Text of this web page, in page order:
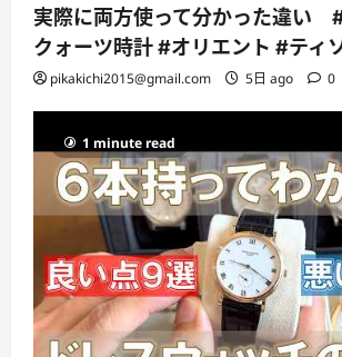
実際に両方使って分かった違い
クォーツ時計 #オリエント #ティ
pikakichi2015@gmail.com 5日 ago 0
1 minute read